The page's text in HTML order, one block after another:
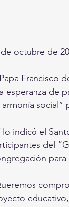
de octubre de
Francisco
esperanza de
armonía social”
lo indicó el
del
para